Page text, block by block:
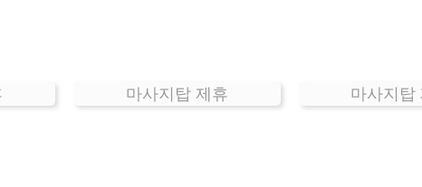
마사지탑 제휴 마사지탑